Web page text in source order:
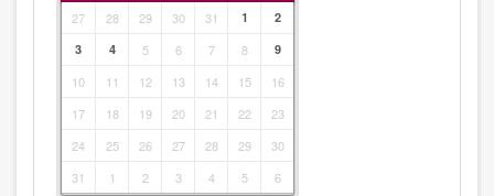
27 28 29 30 31 1
2
3
4 5 6 7 8 9
10 11 12 13 14 15
16
17
18 19 20 21 22
23
24
25 26 27 28 29
30
31
1 2 3 4 5 6